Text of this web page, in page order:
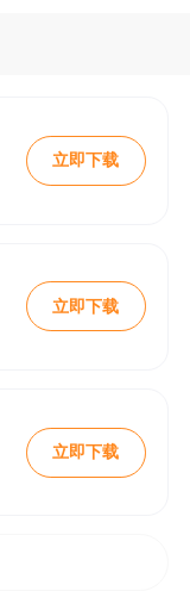
立即下载
立即下载
立即下载